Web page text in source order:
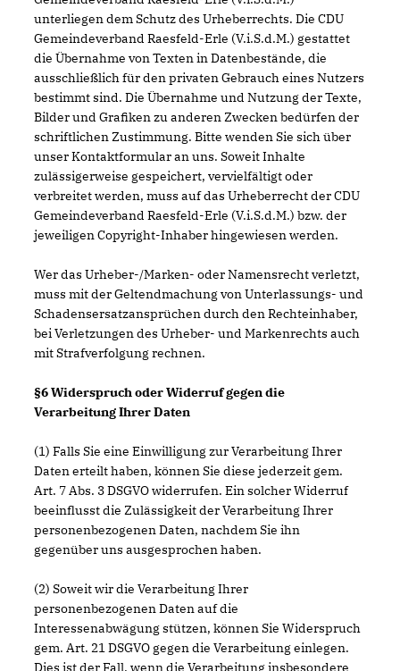
unterliegen dem Schutz des Urheberrechts. Die CDU
Gemeindeverband Raesfeld-Erle (V.i.S.d.M.) gestattet
die Übernahme von Texten in Datenbestände, die
ausschließlich für den privaten Gebrauch eines Nutzers
bestimmt sind. Die Übernahme und Nutzung der Texte,
Bilder und Grafiken zu anderen Zwecken bedürfen der
schriftlichen Zustimmung. Bitte wenden Sie sich über
unser Kontaktformular an uns. Soweit Inhalte
zulässigerweise gespeichert, vervielfältigt oder
verbreitet werden, muss auf das Urheberrecht der CDU
Gemeindeverband Raesfeld-Erle (V.i.S.d.M.) bzw. der
jeweiligen Copyright-Inhaber hingewiesen werden.
Wer das Urheber-/Marken- oder Namensrecht verletzt,
muss mit der Geltendmachung von Unterlassungs- und
Schadensersatzansprüchen durch den Rechteinhaber,
bei Verletzungen des Urheber- und Markenrechts auch
mit Strafverfolgung rechnen.
§6 Widerspruch oder Widerruf gegen die
Verarbeitung Ihrer Daten
(1) Falls Sie eine Einwilligung zur Verarbeitung Ihrer
Daten erteilt haben, können Sie diese jederzeit gem.
Art. 7 Abs. 3 DSGVO widerrufen. Ein solcher Widerruf
beeinflusst die Zulässigkeit der Verarbeitung Ihrer
personenbezogenen Daten, nachdem Sie ihn
gegenüber uns ausgesprochen haben.
(2) Soweit wir die Verarbeitung Ihrer
personenbezogenen Daten auf die
Interessenabwägung stützen, können Sie Widerspruch
gem. Art. 21 DSGVO gegen die Verarbeitung einlegen.
Dies ist der Fall, wenn die Verarbeitung insbesondere